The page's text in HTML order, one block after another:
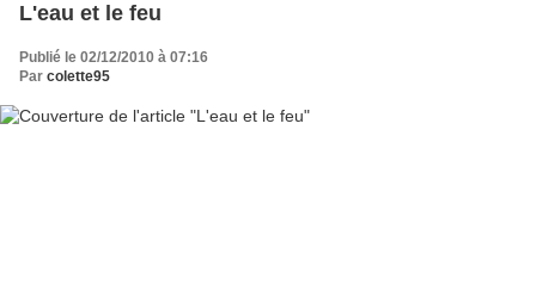
L'eau et le feu
Publié le 02/12/2010 à 07:16
Par colette95